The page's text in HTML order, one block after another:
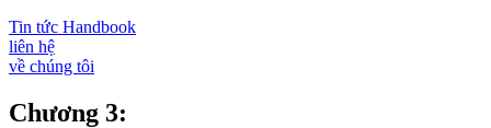
Tin tức Handbook
liên hệ
về chúng tôi
Chương 3: